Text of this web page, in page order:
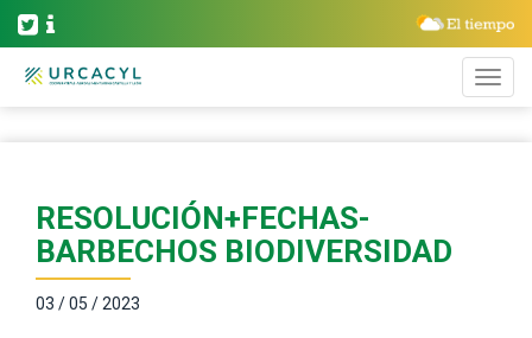
RESOLUCIÓN+FECHAS-
BARBECHOS BIODIVERSIDAD
03 / 05 / 2023